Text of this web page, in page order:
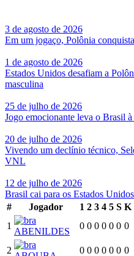
3 de agosto de 2026
Em um jogaço, Polônia
1 de agosto de 2026
Estados Unidos desafiam a
masculina
25 de julho de 2026
Jogo emocionante leva o Brasil
20 de julho de 2026
Vivendo um declínio técnico,
VNL
12 de julho de 2026
Brasil cai para os Estados
#
Jogador 1 2 3 4 5 S K
1
ABENILDES
0 0 0 0 0 0 0
2 0 0 0 0 0 0 0